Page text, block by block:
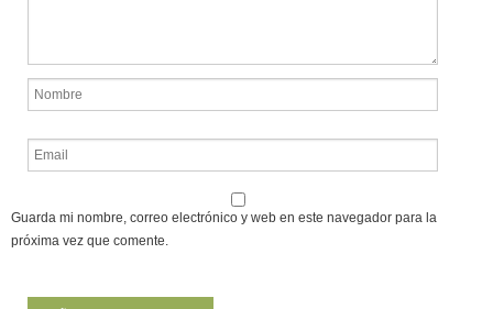
Guarda mi nombre, correo electrónico y web en este navegador para la
próxima vez que comente.